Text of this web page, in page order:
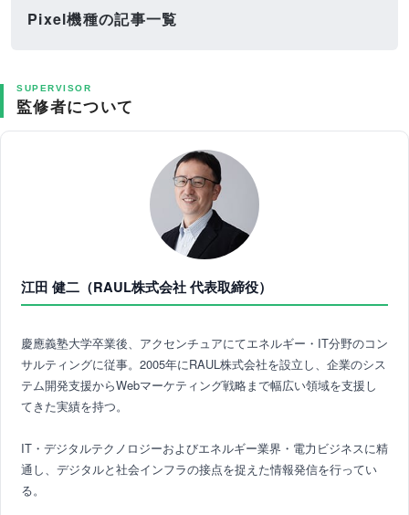
Pixel機種の記事一覧
SUPERVISOR
監修者について
江田 健二（RAUL株式会社 代表取締役）
慶應義塾大学卒業後、アクセンチュアにてエネルギー・IT分野のコン
サルティングに従事。2005年にRAUL株式会社を設立し、企業のシス
テム開発支援からWebマーケティング戦略まで幅広い領域を支援し
てきた実績を持つ。
IT・デジタルテクノロジーおよびエネルギー業界・電力ビジネスに精
通し、デジタルと社会インフラの接点を捉えた情報発信を行ってい
る。